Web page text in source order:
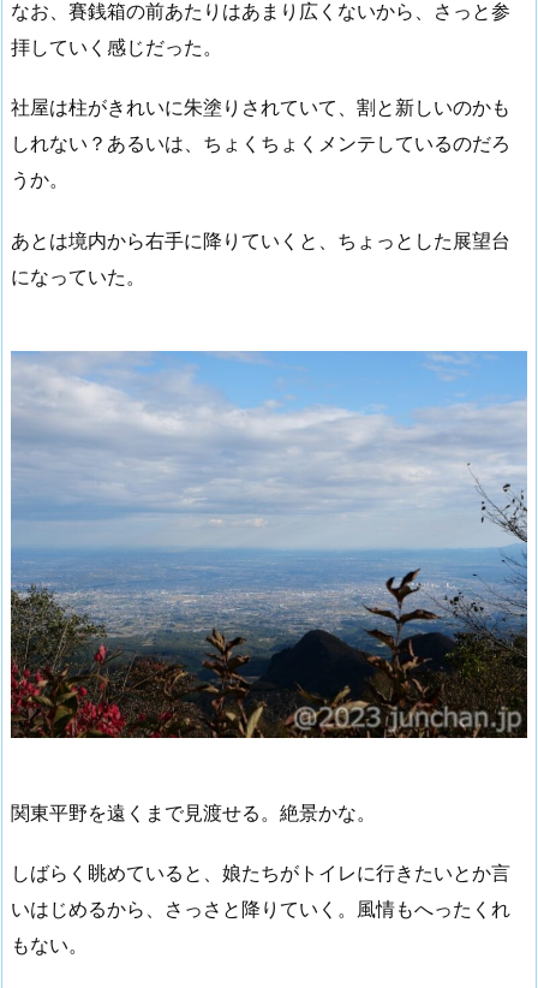
なお、賽銭箱の前あたりはあまり広くないから、さっと参
拝していく感じだった。
社屋は柱がきれいに朱塗りされていて、割と新しいのかも
しれない？あるいは、ちょくちょくメンテしているのだろ
うか。
あとは境内から右手に降りていくと、ちょっとした展望台
になっていた。
関東平野を遠くまで見渡せる。絶景かな。
しばらく眺めていると、娘たちがトイレに行きたいとか言
いはじめるから、さっさと降りていく。風情もへったくれ
もない。